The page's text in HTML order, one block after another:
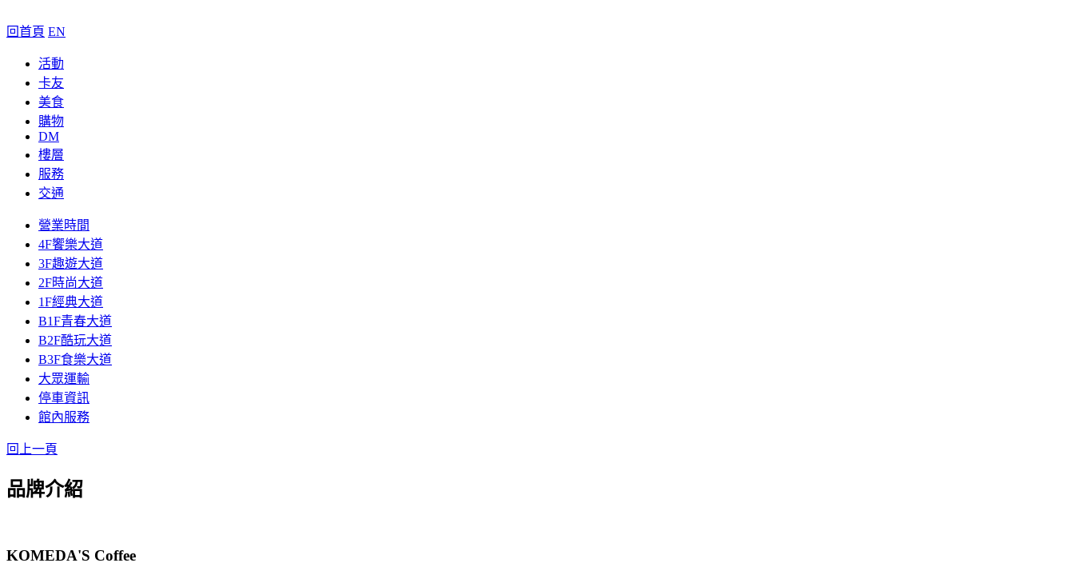
回首頁 EN
活動
卡友
美食
購物
DM
樓層
服務
交通
營業時間
4F饗樂大道
3F趣遊大道
2F時尚大道
1F經典大道
B1F青春大道
B2F酷玩大道
B3F食樂大道
大眾運輸
停車資訊
館內服務
回上一頁
品牌介紹
KOMEDA'S Coffee